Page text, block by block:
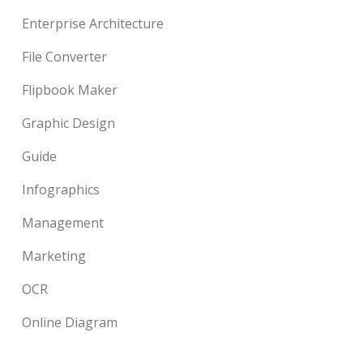
Enterprise Architecture
File Converter
Flipbook Maker
Graphic Design
Guide
Infographics
Management
Marketing
OCR
Online Diagram